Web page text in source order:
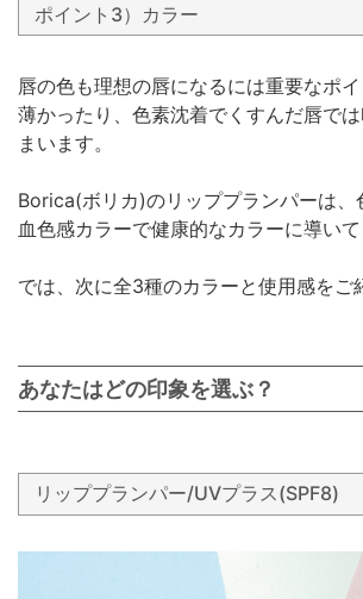
ポイント3）カラー
唇の色も理想の唇になるには重要なポ
薄かったり、色素沈着でくすんだ唇で
まいます。
Borica(ボリカ)のリッププランパーは、
血色感カラーで健康的なカラーに導いて
では、次に全3種のカラーと使用感をご
あなたはどの印象を選ぶ？
リッププランパー/UVプラス(SPF8)